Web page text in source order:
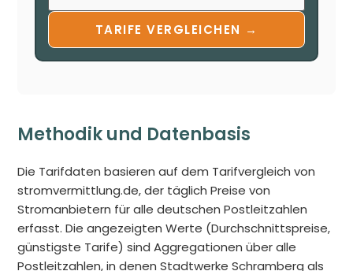
TARIFE VERGLEICHEN →
Methodik und Datenbasis
Die Tarifdaten basieren auf dem Tarifvergleich von
stromvermittlung.de, der täglich Preise von
Stromanbietern für alle deutschen Postleitzahlen
erfasst. Die angezeigten Werte (Durchschnittspreise,
günstigste Tarife) sind Aggregationen über alle
Postleitzahlen, in denen Stadtwerke Schramberg als